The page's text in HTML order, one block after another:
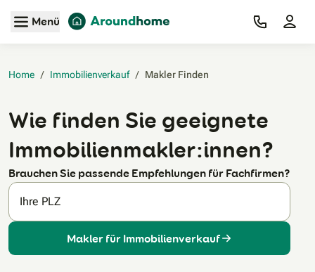
Zum Hauptinhalt
Menü
Home / Immobilienverkauf / Makler Finden‎
Wie finden Sie geeignete
Immobilienmakler:innen?
Brauchen Sie passende Empfehlungen für Fachfirmen?
Ihre PLZ
Makler für Immobilienverkauf